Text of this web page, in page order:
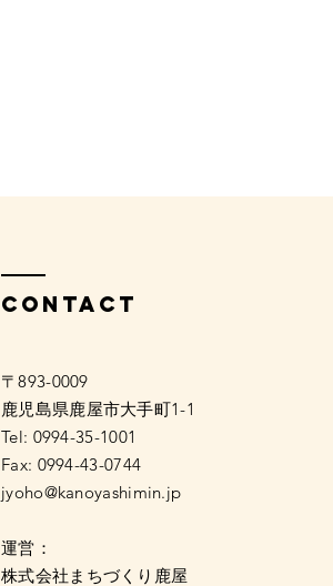
Contact
〒893-0009
鹿児島県鹿屋市大手町1-1
Tel: 0994-35-1001
Fax: 0994-43-0744
jyoho@kanoyashimin.jp
運営：
株式会社まちづくり鹿屋